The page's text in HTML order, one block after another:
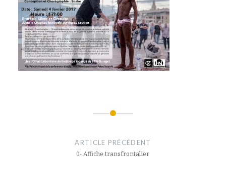
ARTICLE PRÉCÉDENT
0- Affiche transfrontalier